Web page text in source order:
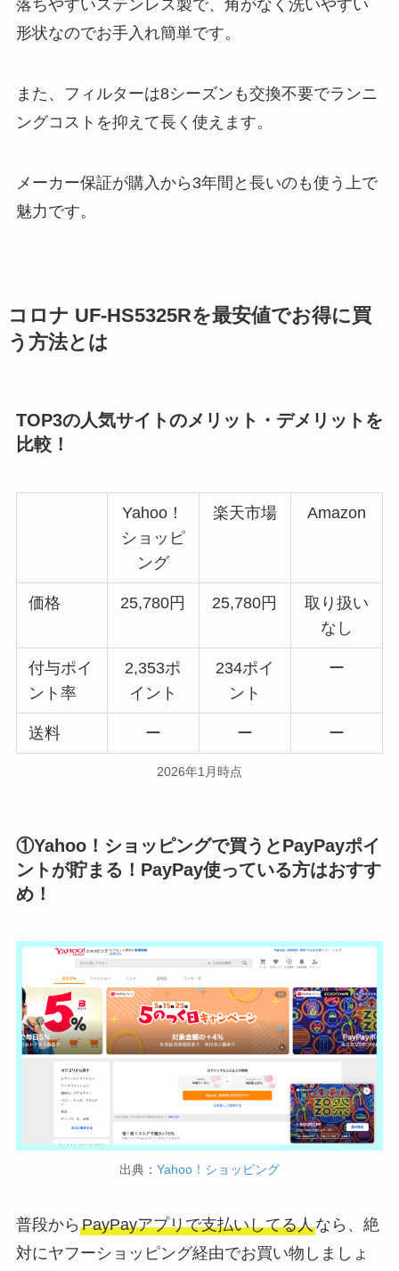
落ちやすいステンレス製で、角がなく洗いやすい
形状なのでお手入れ簡単です。
また、フィルターは8シーズンも交換不要でランニ
ングコストを抑えて長く使えます。
メーカー保証が購入から3年間と長いのも使う上で
魅力です。
コロナ UF-HS5325Rを最安値でお得に買
う方法とは
TOP3の人気サイトのメリット・デメリットを
比較！
Yahoo！
ショッピ
ング
楽天市場 Amazon
価格 25,780円 25,780円
取り扱い
なし
付与ポイ
ント率
2,353ポ
イント
234ポイ
ント
ー
送料 ー ー ー
2026年1月時点
①Yahoo！ショッピングで買うとPayPayポイ
ントが貯まる！PayPay使っている方はおすす
め！
出典： Yahoo！ショッピング
普段から PayPayアプリで支払いしてる人なら、絶
対にヤフーショッピング経由でお買い物しましょ